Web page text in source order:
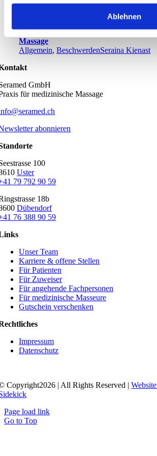
Ablehnen
Allgemein,WissenMaya Aeppli
Faszienbeschwerden nachhaltig lösen
Massage
Allgemein,BeschwerdenSeraina Kienast
GmbH
für medizinische Massage
abonnieren
100
Uster
79 792 90 59
18b
Dübendorf
76 388 90 59
Unser Team
Karriere & offene Stellen
Für Patienten
Für Zuweiser
Für angehende Fachpersonen
Für medizinische Masseure
Gutschein verschenken
Impressum
Datenschutz
Copyright2026 | All Rights Reserved |
Page load link
Go to Top